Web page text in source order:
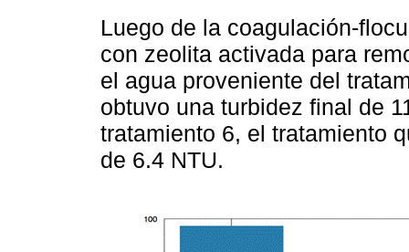
Luego de la coagulación-
con zeolita activada para
el agua proveniente del
obtuvo una turbidez final de
tratamiento 6, el tratamiento
de 6.4 NTU.